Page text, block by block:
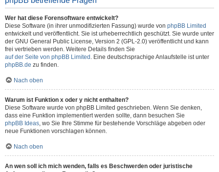
Wer hat diese Forensoftware entwickelt?
Diese Software (in ihrer unmodifizierten Fassung) wurde von phpBB Limited
entwickelt und veröffentlicht. Sie ist urheberrechtlich geschützt. Sie wurde unter
der GNU General Public License, Version 2 (GPL-2.0) veröffentlicht und kann
frei vertrieben werden. Weitere Details finden Sie
auf der Seite von phpBB Limited . Eine deutschsprachige Anlaufstelle ist unter
phpBB.de zu finden.
Nach oben
Warum ist Funktion x oder y nicht enthalten?
Diese Software wurde von phpBB Limited geschrieben. Wenn Sie denken,
dass eine Funktion implementiert werden sollte, dann besuchen Sie
phpBB Ideas, wo Sie Ihre Stimme für bestehende Vorschläge abgeben oder
neue Funktionen vorschlagen können.
Nach oben
An wen soll ich mich wenden, falls es Beschwerden oder juristische